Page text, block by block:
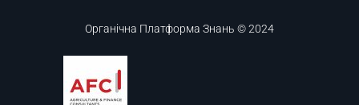
Органічна Платформа Знань © 2024